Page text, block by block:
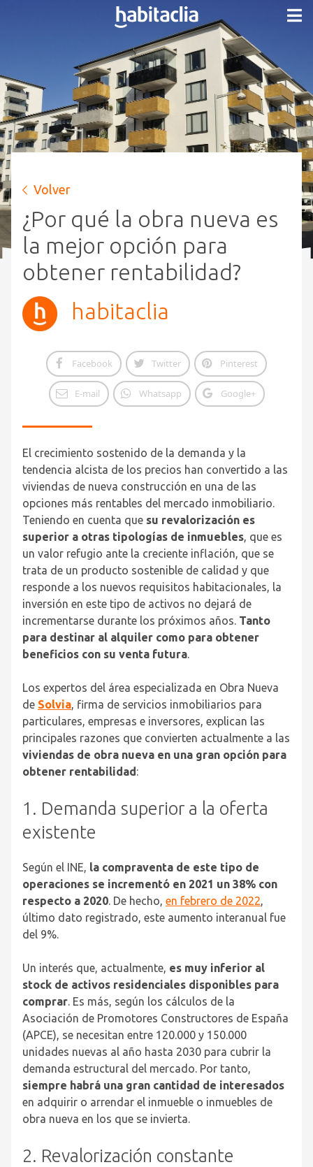
Volver
¿Por qué la obra nueva es
la mejor opción para
obtener rentabilidad?
habitaclia
Facebook Twitter Pinterest
E-mail Whatsapp Google+
El crecimiento sostenido de la demanda y la
tendencia alcista de los precios han convertido a las
viviendas de nueva construcción en una de las
opciones más rentables del mercado inmobiliario.
Teniendo en cuenta que su revalorización es
superior a otras tipologías de inmuebles, que es
un valor refugio ante la creciente inflación, que se
trata de un producto sostenible de calidad y que
responde a los nuevos requisitos habitacionales, la
inversión en este tipo de activos no dejará de
incrementarse durante los próximos años. Tanto
para destinar al alquiler como para obtener
beneficios con su venta futura.
Los expertos del área especializada en Obra Nueva
de Solvia, firma de servicios inmobiliarios para
particulares, empresas e inversores, explican las
principales razones que convierten actualmente a las
viviendas de obra nueva en una gran opción para
obtener rentabilidad:
1. Demanda superior a la oferta
existente
Según el INE, la compraventa de este tipo de
operaciones se incrementó en 2021 un 38% con
respecto a 2020. De hecho, en febrero de 2022,
último dato registrado, este aumento interanual fue
del 9%.
Un interés que, actualmente, es muy inferior al
stock de activos residenciales disponibles para
comprar. Es más, según los cálculos de la
Asociación de Promotores Constructores de España
(APCE), se necesitan entre 120.000 y 150.000
unidades nuevas al año hasta 2030 para cubrir la
demanda estructural del mercado. Por tanto,
siempre habrá una gran cantidad de interesados
en adquirir o arrendar el inmueble o inmuebles de
obra nueva en los que se invierta.
2. Revalorización constante